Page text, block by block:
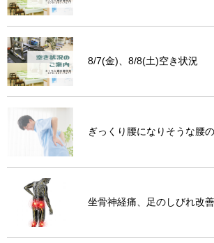
8/7(金)、8/8(土)空き状況
ぎっくり腰になりそうな腰
坐骨神経痛、足のしびれ改